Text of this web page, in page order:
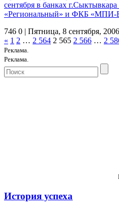
сентября в банках
«Региональный» и ФКБ «МПИ-
746 0 | Пятница, 8 сентября,
« 1 2 … 2 564 2 565 2 566 … 2
Реклама.
Реклама.
История успеха